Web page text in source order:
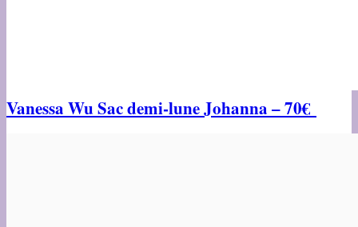
Vanessa Wu Sac demi-lune Johanna – 70€